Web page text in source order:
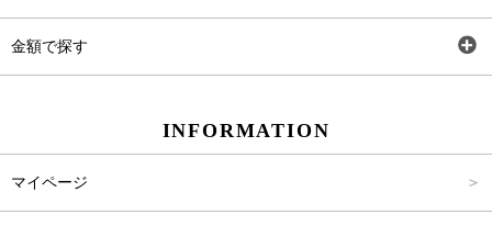
金額で探す
INFORMATION
マイページ